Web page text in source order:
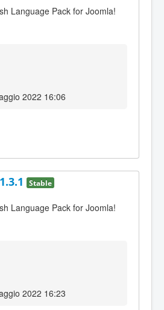
Language Pack for Joomla!
2022 16:06
Stable
Language Pack for Joomla!
2022 16:23